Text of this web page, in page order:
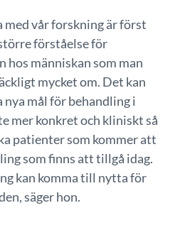
vår forskning är först
förståelse för
människan som man
mycket om. Det kan
mål för behandling i
mer konkret och kliniskt så
patienter som kommer att
som finns att tillgå idag.
kan komma till nytta för
säger hon.